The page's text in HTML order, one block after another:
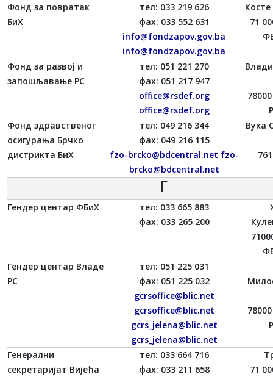
Фонд за повратак
БиХ
тел: 033 219 626
фаx: 033 552 631
info@fondzapov.gov.ba
info@fondzapov.gov.ba
71
Фонд за развој и
запошљавање РС
тел: 051 221 270
фаx: 051 217 947
office@rsdef.org
office@rsdef.org
Фонд здравственог
осигурања Брчко
дистрикта БиХ
тел: 049 216 344
фаx: 049 216 115
fzo-brcko@bdcentral.net fzo-
brcko@bdcentral.net
Вука
Г
Гендер центар ФБиХ
тел: 033 665 883
фаx: 033 265 200
Гендер центар Владе
РС
тел: 051 225 031
фаx: 051 225 032
gcrsoffice@blic.net
gcrsoffice@blic.net
gcrs_jelena@blic.net
gcrs_jelena@blic.net
Генерални
секретаријат Вијећа
тел: 033 664 716
фаx: 033 211 658
71